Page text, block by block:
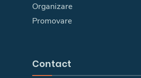
Organizare
Promovare
Contact